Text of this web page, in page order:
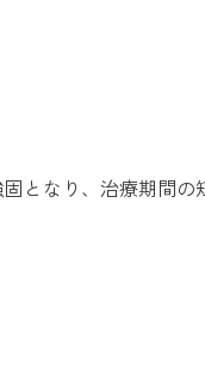
となり、治療期間の